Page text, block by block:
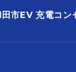
市EV 充電コン